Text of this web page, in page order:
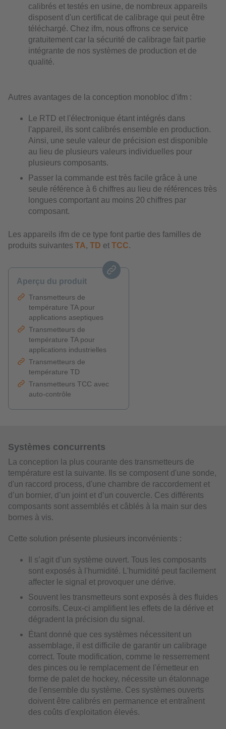
calibrés et testés en usine, de nombreux appareils
disposent d'un certificat de calibrage qui peut être
téléchargé. Chez ifm, nous offrons ce service
gratuitement car la sécurité de calibrage fait partie
intégrante de nos systèmes de production et de
qualité.
Autres avantages de la conception monobloc d'ifm :
Le RTD et l'électronique étant intégrés dans
l'appareil, ils sont calibrés ensemble en production.
Ainsi, une seule valeur de précision est disponible
au lieu de plusieurs valeurs individuelles pour
plusieurs composants.
Passer la commande est très facile grâce à une
seule référence à 6 chiffres au lieu de références très
longues comportant au moins 20 chiffres par
composant.
Les appareils ifm de ce type font partie des familles de
produits suivantes TA, TD et TCC.
Aperçu du produit
Transmetteurs de
température TA pour
applications aseptiques
Transmetteurs de
température TA pour
applications industrielles
Transmetteurs de
température TD
Transmetteurs TCC avec
auto-contrôle
Systèmes concurrents
La conception la plus courante des transmetteurs de
température est la suivante. Ils se composent d'une sonde,
d'un raccord process, d'une chambre de raccordement et
d’un bornier, d’un joint et d’un couvercle. Ces différents
composants sont assemblés et câblés à la main sur des
bornes à vis.
Cette solution présente plusieurs inconvénients :
Il s’agit d’un système ouvert. Tous les composants
sont exposés à l'humidité. L'humidité peut facilement
affecter le signal et provoquer une dérive.
Souvent les transmetteurs sont exposés à des fluides
corrosifs. Ceux-ci amplifient les effets de la dérive et
dégradent la précision du signal.
Étant donné que ces systèmes nécessitent un
assemblage, il est difficile de garantir un calibrage
correct. Toute modification, comme le resserrement
des pinces ou le remplacement de l'émetteur en
forme de palet de hockey, nécessite un étalonnage
de l'ensemble du système. Ces systèmes ouverts
doivent être calibrés en permanence et entraînent
des coûts d'exploitation élevés.